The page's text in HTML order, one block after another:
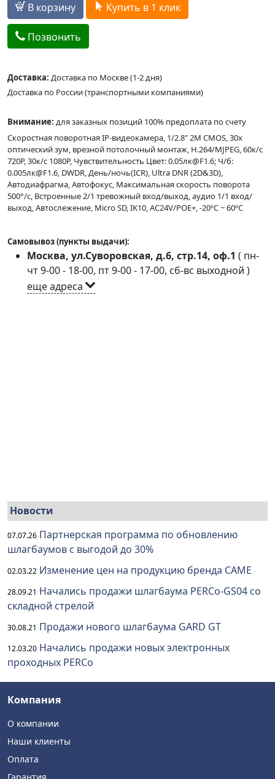
В корзину Купить в 1 клик
Позвонить
Доставка: Доставка по Москве (1-2 дня)
Доставка по России (транспортными компаниями)
Внимание: для заказных позиций 100% предоплата по счету
Скоростная поворотная IP-видеокамера, 1/2.8" 2M CMOS, 30x
оптический зум, врезной потолочный монтаж, H.264/MJPEG, 60к/с
720P, 30к/с 1080P, Чувствительность Цвет: 0.05лк@F1.6; Ч/б:
0.005лк@F1.6, DWDR, День/ночь(ICR), Ultra DNR (2D&3D),
Автодиафрагма, Автофокус, Максимальная скорость поворота
500°/с, Встроенные 2/1 тревожный вход/выход, аудио 1/1 вход/
выход, Автослежение, Micro SD, IK10, AC24V/POE+, -20ºC ~ 60ºC
Самовывоз (пункты выдачи):
Москва, ул.Суворовская, д.6, стр.14, оф.1 ( пн-
чт 9-00 - 18-00, пт 9-00 - 17-00, сб-вс выходной )
еще адреса
Новости
07.07.26 Партнерская программа по обновлению
шлагбаумов с выгодой до 30%
02.03.22 Изменение цен на продукцию бренда CAME
28.09.21 Начались продажи шлагбаума PERCo-GS04 со
складной стрелой
30.08.21 Продажи нового шлагбаума GARD GT
12.03.20 Начались продажи новых электронных
проходных PERCo
Компания
О компании
Наши клиенты
Оплата